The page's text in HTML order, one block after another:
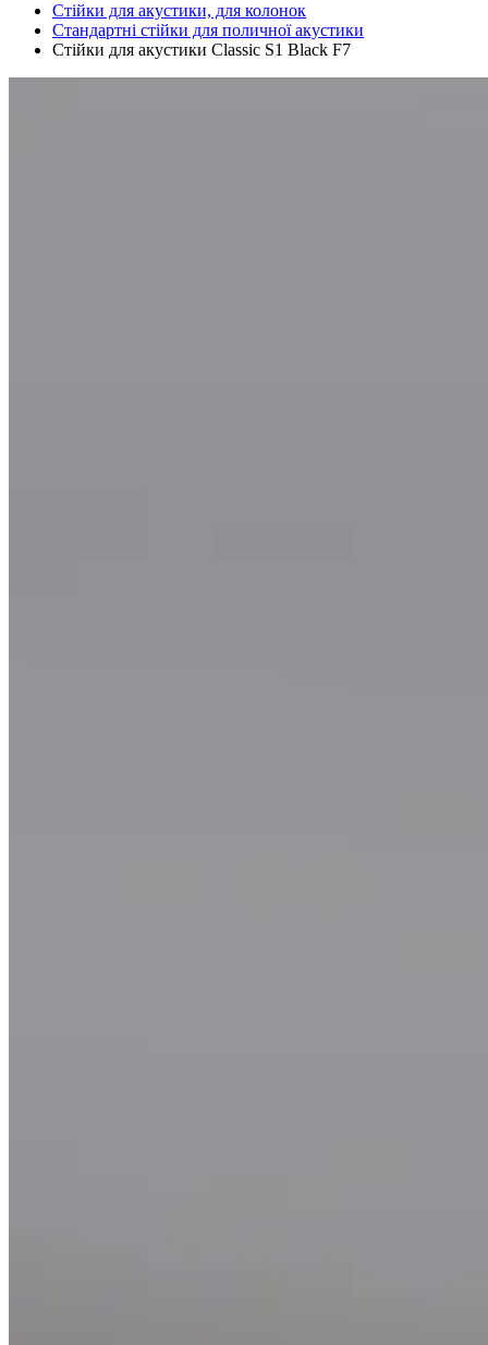
Стійки для акустики, для колонок
Стандартні стійки для поличної акустики
Стійки для акустики Classic S1 Black F7